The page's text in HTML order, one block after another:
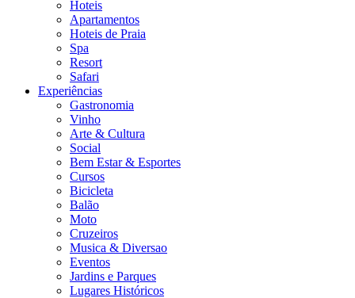
Hoteis
Apartamentos
Hoteis de Praia
Spa
Resort
Safari
Experiências
Gastronomia
Vinho
Arte & Cultura
Social
Bem Estar & Esportes
Cursos
Bicicleta
Balão
Moto
Cruzeiros
Musica & Diversao
Eventos
Jardins e Parques
Lugares Históricos